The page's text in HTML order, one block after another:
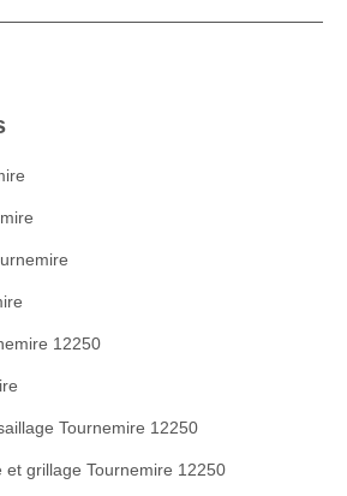
12250
Tournemire 12250
grillage Tournemire 12250